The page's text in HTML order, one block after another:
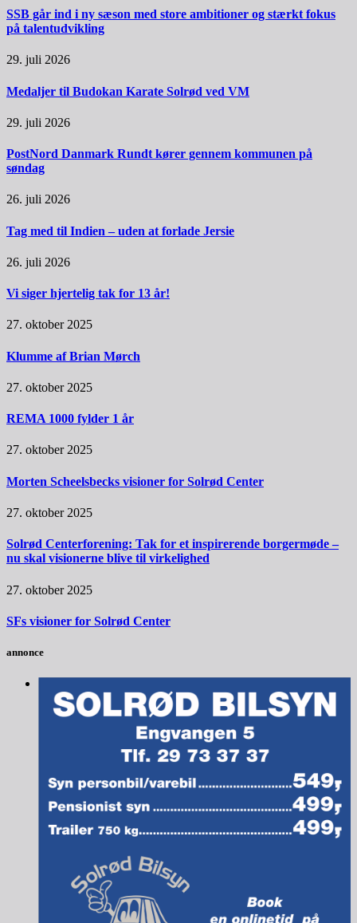
SSB går ind i ny sæson med store ambitioner og stærkt fokus
på talentudvikling
29. juli 2026
Medaljer til Budokan Karate Solrød ved VM
29. juli 2026
PostNord Danmark Rundt kører gennem kommunen på
søndag
26. juli 2026
Tag med til Indien – uden at forlade Jersie
26. juli 2026
Vi siger hjertelig tak for 13 år!
27. oktober 2025
Klumme af Brian Mørch
27. oktober 2025
REMA 1000 fylder 1 år
27. oktober 2025
Morten Scheelsbecks visioner for Solrød Center
27. oktober 2025
Solrød Centerforening: Tak for et inspirerende borgermøde –
nu skal visionerne blive til virkelighed
27. oktober 2025
SFs visioner for Solrød Center
annonce